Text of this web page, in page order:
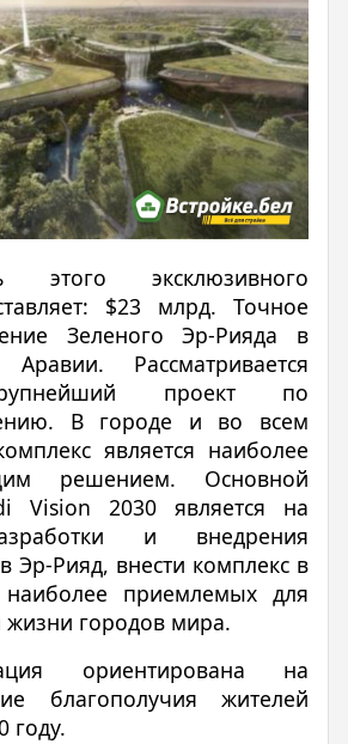
этого эксклюзивного
$23 млрд. Точное
Зеленого Эр-Рияда в
Аравии. Рассматривается
проект по
В городе и во всем
является наиболее
решением. Основной
Vision 2030 является на
и внедрения
Эр-Рияд, внести комплекс в
наиболее приемлемых для
городов мира.
ориентирована на
благополучия жителей
году.